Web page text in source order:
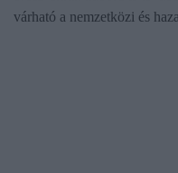
várható a nemzetközi és